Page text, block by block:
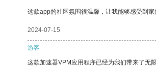
这款app的社区氛围很温馨，让我能够感受到家
2024-07-15
游客
这款加速器VPM应用程序已经为我们带来了无